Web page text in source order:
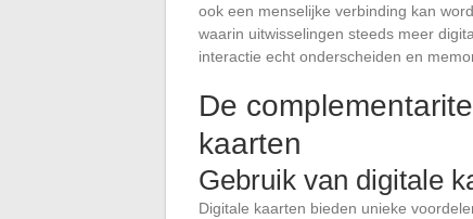
ook een menselijke verbinding kan
waarin uitwisselingen steeds meer
interactie echt onderscheiden en
De
kaarten
Gebruik van digitale
Digitale kaarten bieden unieke